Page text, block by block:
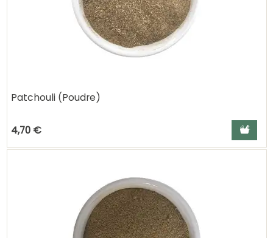
Patchouli (Poudre)
4,70 € Ajouter